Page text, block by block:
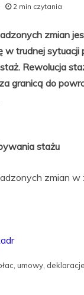
2 min czytania
zmian
w trudnej
Rewolucja
granicą do
stażu
zmian
umowy,